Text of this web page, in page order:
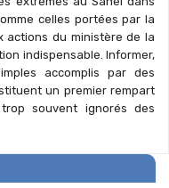
celles portées par la
actions du ministère de la
indispensable. Informer,
accomplis par des
un premier rempart
souvent ignorés des